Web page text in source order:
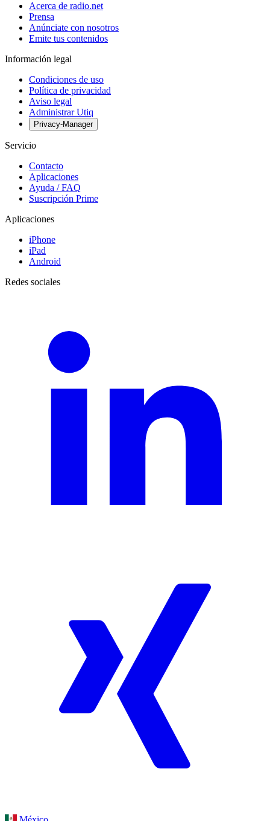
Acerca de radio.net
Prensa
Anúnciate con nosotros
Emite tus contenidos
Información legal
Condiciones de uso
Política de privacidad
Aviso legal
Administrar Utiq
Privacy-Manager
Servicio
Contacto
Aplicaciones
Ayuda / FAQ
Suscripción Prime
Aplicaciones
iPhone
iPad
Android
Redes sociales